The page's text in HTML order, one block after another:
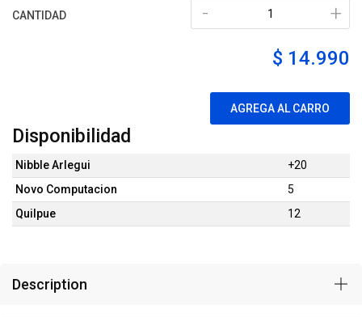
CANTIDAD +
-
$ 14.990
AGREGA AL CARRO
Disponibilidad
Nibble Arlegui
+20
Novo Computacion
5
Quilpue
12
Description